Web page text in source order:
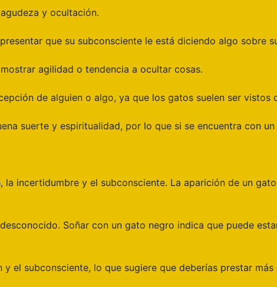
y ocultación.
que su subconsciente le está diciendo algo sobre
agilidad o tendencia a ocultar cosas.
de alguien o algo, ya que los gatos suelen ser vistos
suerte y espiritualidad, por lo que si se encuentra con
incertidumbre y el subconsciente. La aparición de un
Soñar con un gato negro indica que puede
el subconsciente, lo que sugiere que deberías prestar